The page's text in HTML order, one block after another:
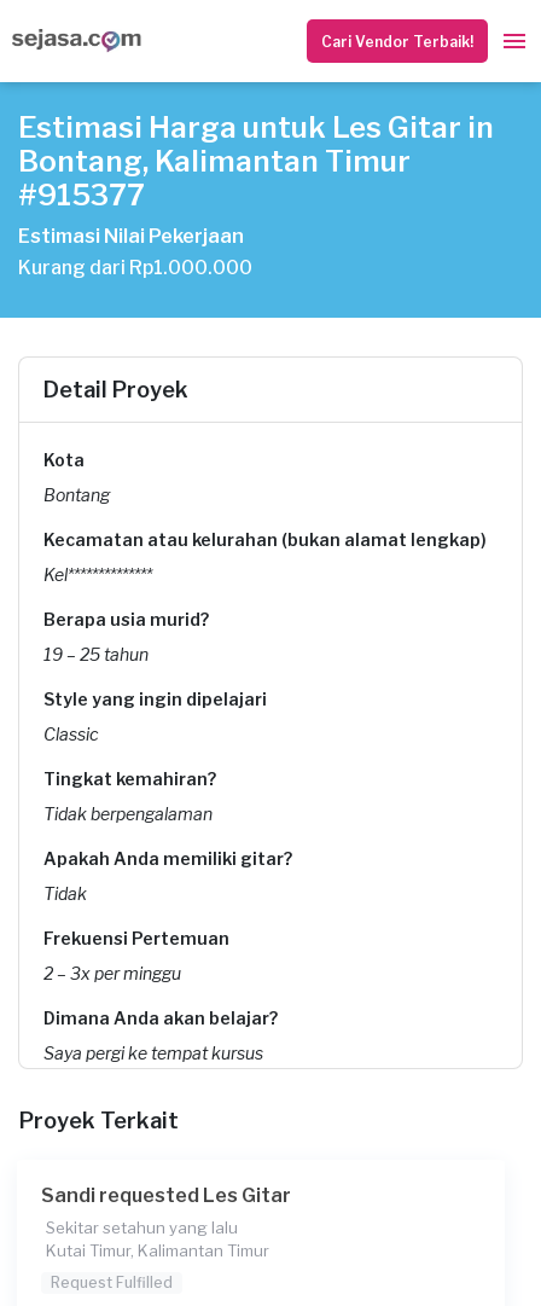
Cari Vendor Terbaik!
Estimasi Harga untuk Les Gitar in
Bontang, Kalimantan Timur
#915377
Estimasi Nilai Pekerjaan
Kurang dari Rp1.000.000
Detail Proyek
Kota
Bontang
Kecamatan atau kelurahan (bukan alamat lengkap)
Kel**************
Berapa usia murid?
19 – 25 tahun
Style yang ingin dipelajari
Classic
Tingkat kemahiran?
Tidak berpengalaman
Apakah Anda memiliki gitar?
Tidak
Frekuensi Pertemuan
2 – 3x per minggu
Dimana Anda akan belajar?
Saya pergi ke tempat kursus
08-04-2020
Berapa budget total untuk layanan ini?
Kurang dari Rp 1.000.000
Proyek Terkait
Sandi requested Les Gitar
Sekitar setahun yang lalu
Kutai Timur, Kalimantan Timur
Request Fulfilled